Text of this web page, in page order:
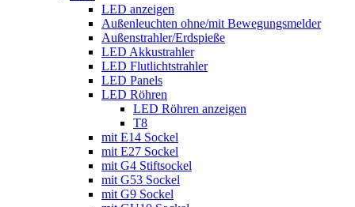
LED anzeigen
Außenleuchten ohne/mit Bewegungsmelder
Außenstrahler/Erdspieße
LED Akkustrahler
LED Flutlichtstrahler
LED Panels
LED Röhren
LED Röhren anzeigen
T8
mit E14 Sockel
mit E27 Sockel
mit G4 Stiftsockel
mit G53 Sockel
mit G9 Sockel